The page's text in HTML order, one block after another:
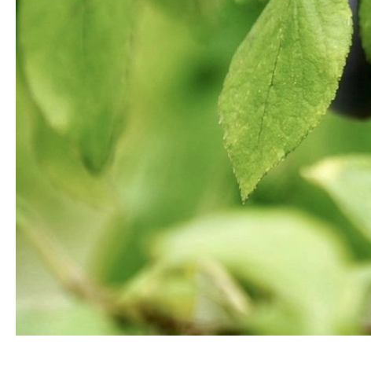
ZWYCZAJE ZRÓB
DANIA GŁÓWNE